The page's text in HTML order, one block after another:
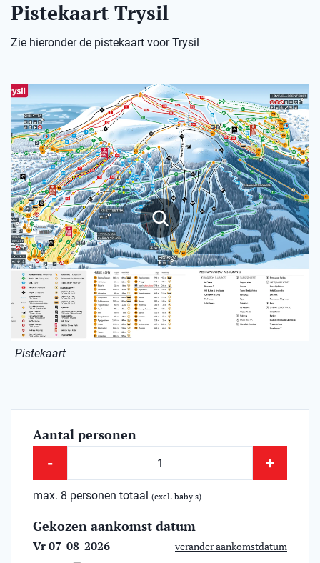
Pistekaart Trysil
Zie hieronder de pistekaart voor Trysil
Pistekaart
Aantal personen
- +
max. 8 personen totaal (excl. baby's)
Gekozen aankomst datum
Vr 07-08-2026 verander aankomstdatum